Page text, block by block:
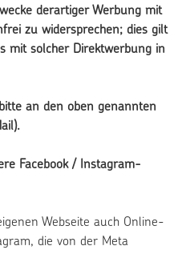
derartiger Werbung mit
zu widersprechen; dies gilt
mit solcher Direktwerbung in
an den oben genannten
Facebook / Instagram-
Webseite auch Online-
die von der Meta